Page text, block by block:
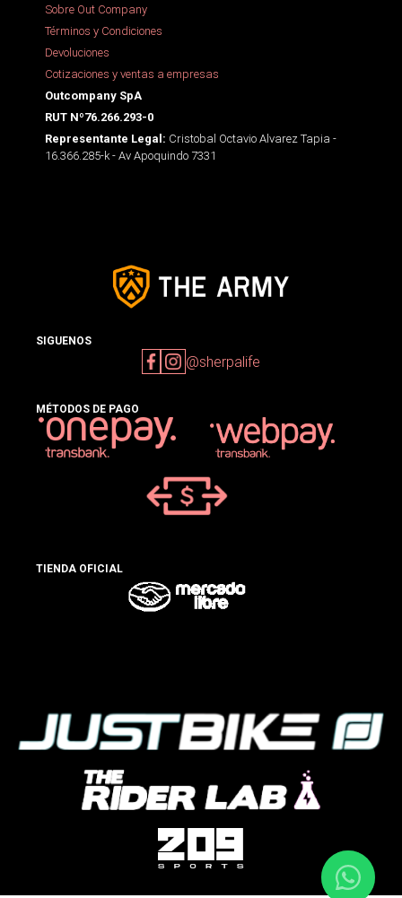
Sobre Out Company
Términos y Condiciones
Devoluciones
Cotizaciones y ventas a empresas
Outcompany SpA
RUT Nº76.266.293-0
Representante Legal: Cristobal Octavio Alvarez Tapia -
16.366.285-k - Av Apoquindo 7331
SIGUENOS
@sherpalife
MÉTODOS DE PAGO
TIENDA OFICIAL